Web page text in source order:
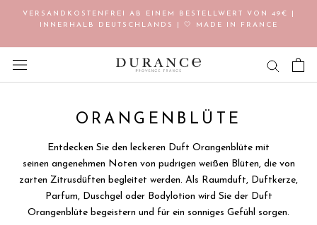
VERSANDKOSTENFREI AB EINEM BESTELLWERT VON 49€ |
INNERHALB DEUTSCHLANDS | 🤍 MADE IN FRANCE
ORANGENBLÜTE
Entdecken Sie den leckeren Duft Orangenblüte mit
seinen angenehmen Noten von pudrigen weißen Blüten, die von
zarten Zitrusdüften begleitet werden. Als Raumduft, Duftkerze,
Parfum, Duschgel oder Bodylotion wird Sie der Duft
Orangenblüte begeistern und für ein sonniges Gefühl sorgen.